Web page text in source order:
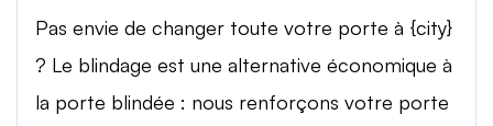
Pas envie de changer toute votre porte à {city}
? Le blindage est une alternative économique à
la porte blindée : nous renforçons votre porte